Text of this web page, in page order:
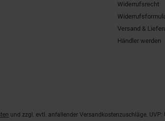
Widerrufsrecht
Versand &
Händler werden
und zzgl. evtl. anfallender Versandkostenzuschläge.